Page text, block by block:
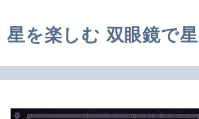
星を楽しむ 双眼鏡で